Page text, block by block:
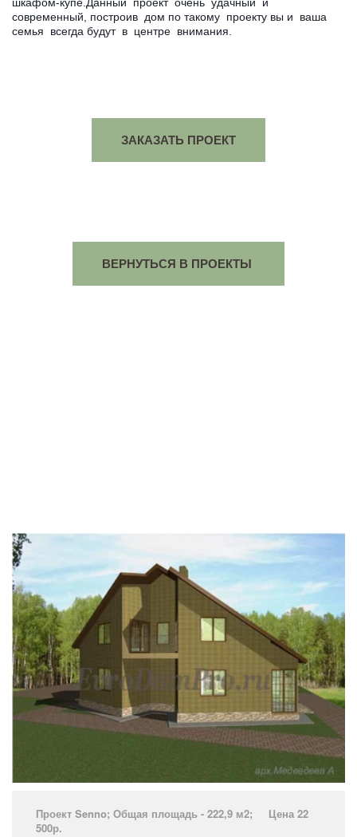
современный, построив дом по такому проекту вы и ваша
семья всегда будут в центре внимания.
ЗАКАЗАТЬ ПРОЕКТ
ВЕРНУТЬСЯ В ПРОЕКТЫ
Проект Senno­; Общая площадь - 222,9 м2; Цена 22
500р.